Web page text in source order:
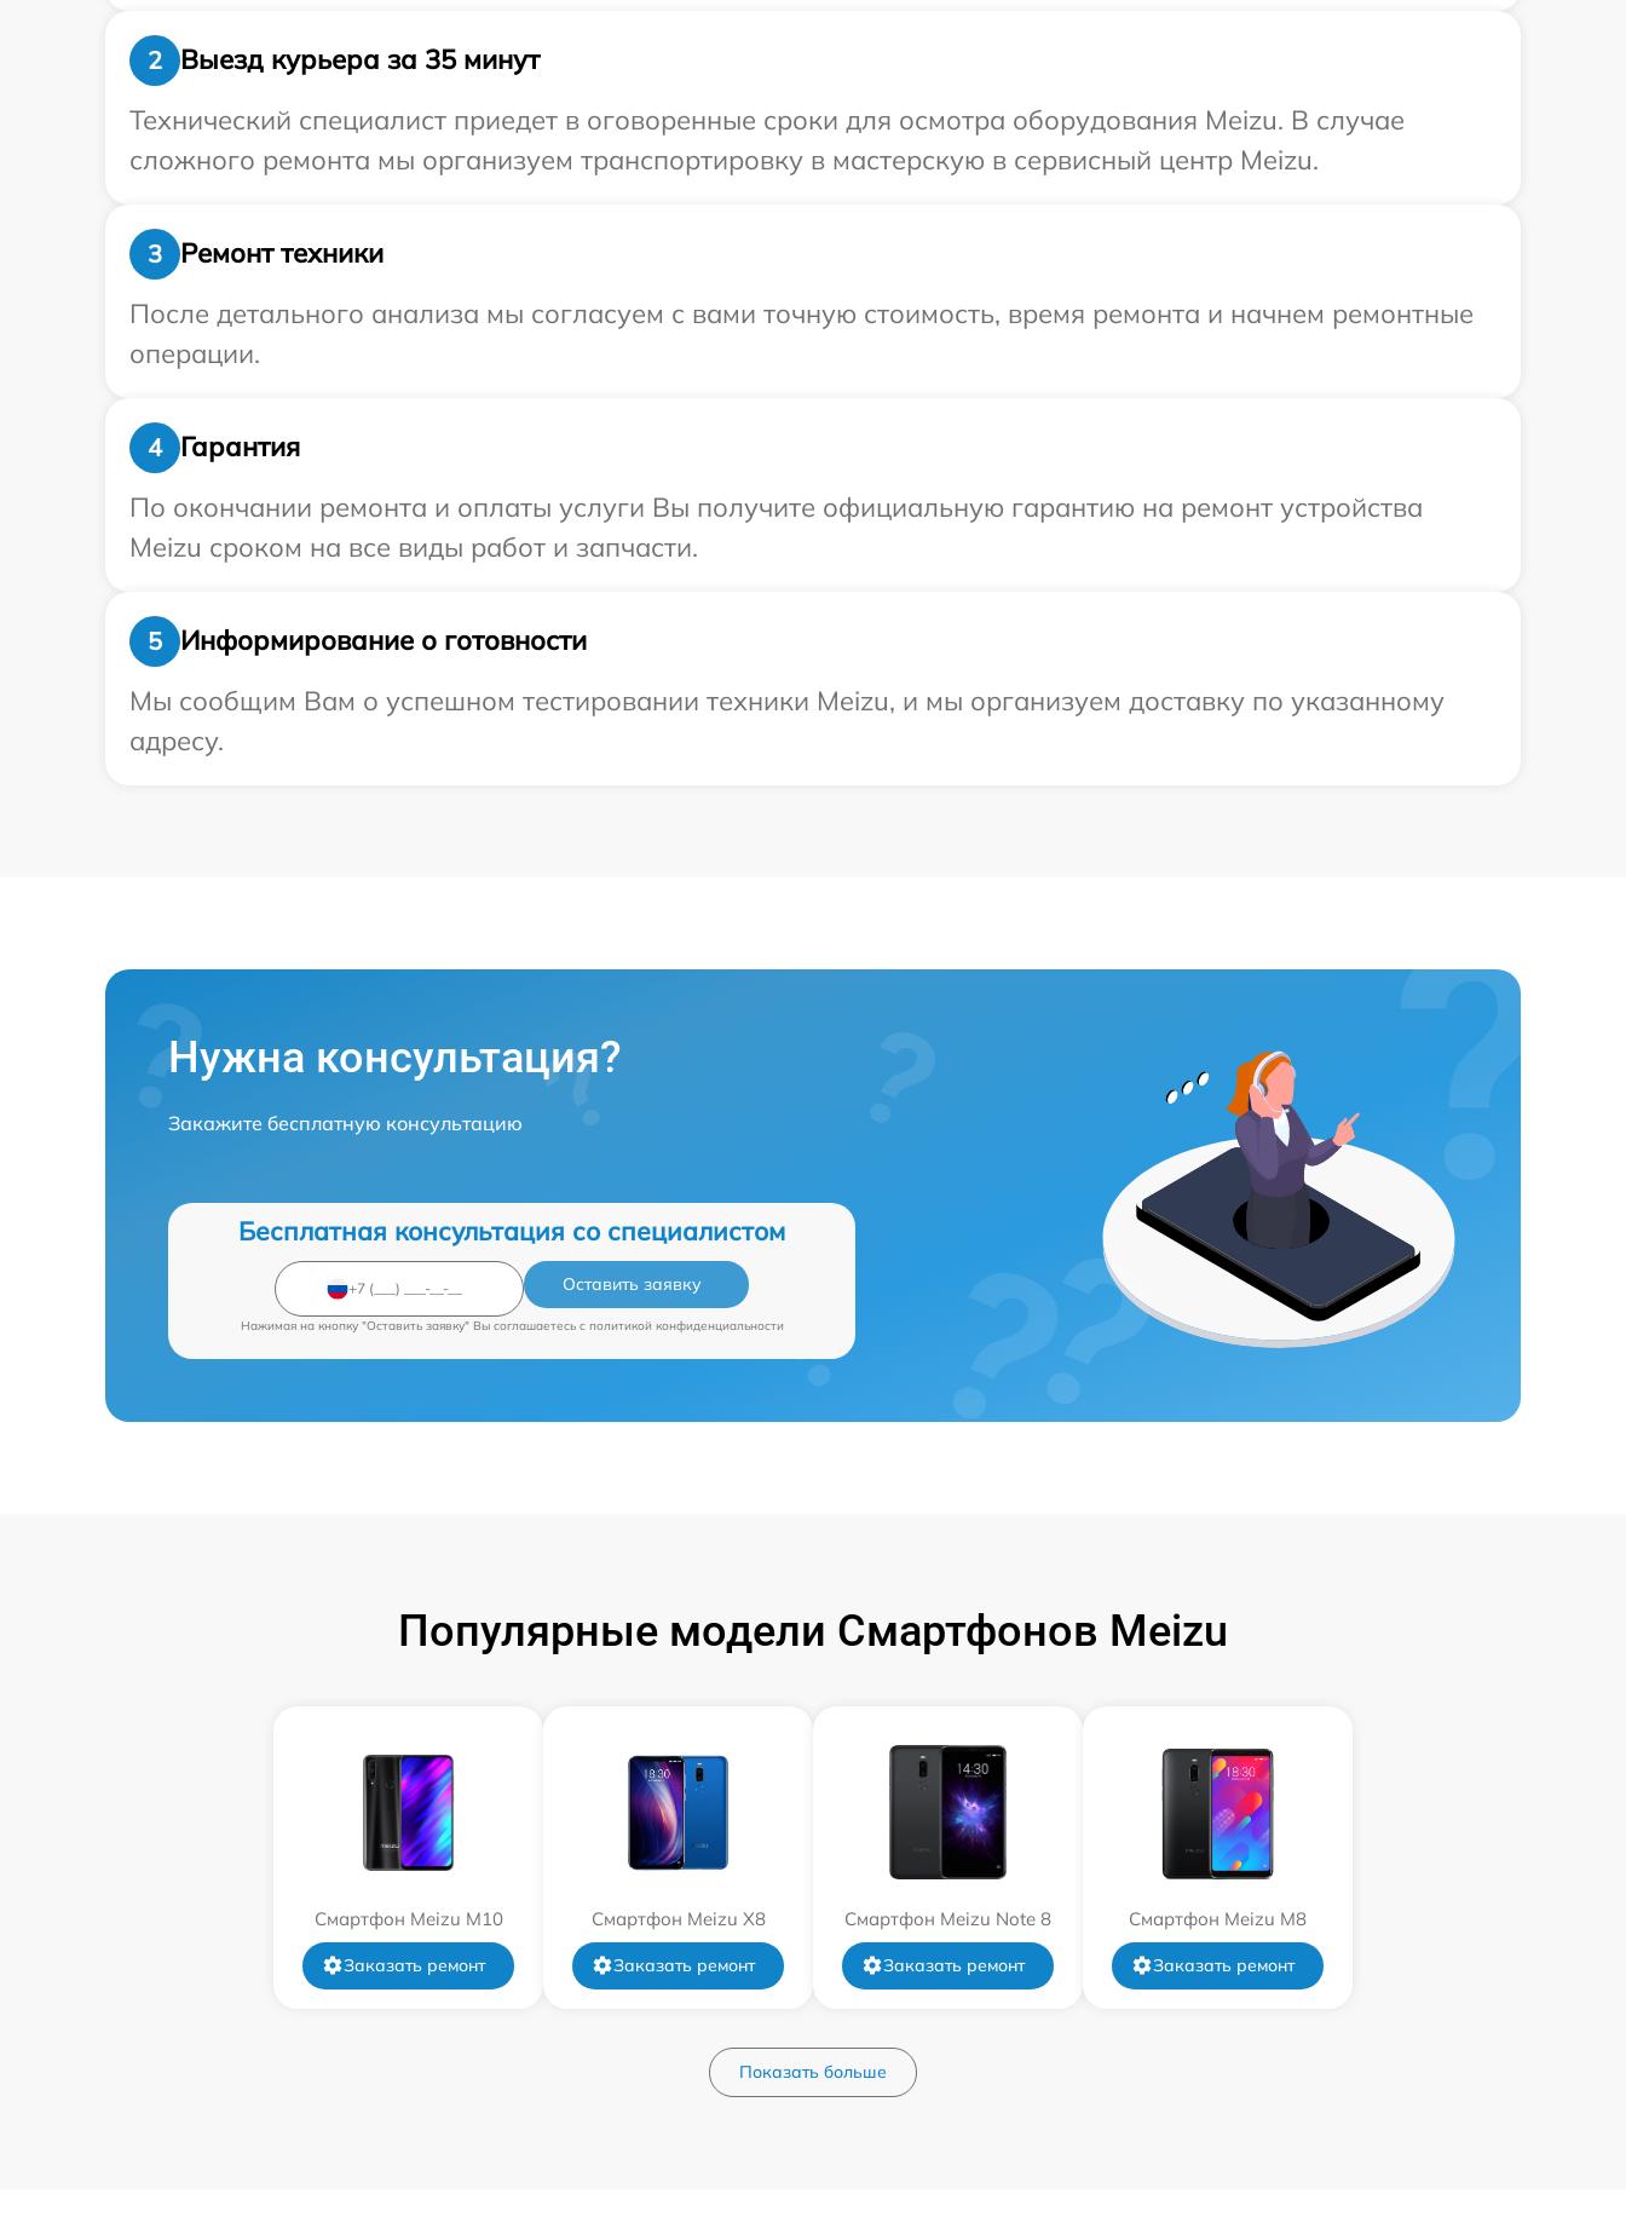
2
Выезд курьера за 35 минут
Технический специалист приедет в оговоренные сроки для осмотра оборудования Meizu. В случае
сложного ремонта мы организуем транспортировку в мастерскую в сервисный центр Meizu.
3
Ремонт техники
После детального анализа мы согласуем с вами точную стоимость, время ремонта и начнем ремонтные
операции.
4
Гарантия
По окончании ремонта и оплаты услуги Вы получите официальную гарантию на ремонт устройства
Meizu сроком на все виды работ и запчасти.
5
Информирование о готовности
Мы сообщим Вам о успешном тестировании техники Meizu, и мы организуем доставку по указанному
адресу.
Нужна консультация?
Закажите бесплатную консультацию
Бесплатная консультация со специалистом
Оставить заявку
Нажимая на кнопку "Оставить заявку" Вы соглашаетесь c политикой конфиденциальности
Популярные модели Смартфонов Meizu
Смартфон Meizu M10
Заказать ремонт
Смартфон Meizu X8
Заказать ремонт
Смартфон Meizu Note 8
Заказать ремонт
Смартфон Meizu M8
Заказать ремонт
Показать больше